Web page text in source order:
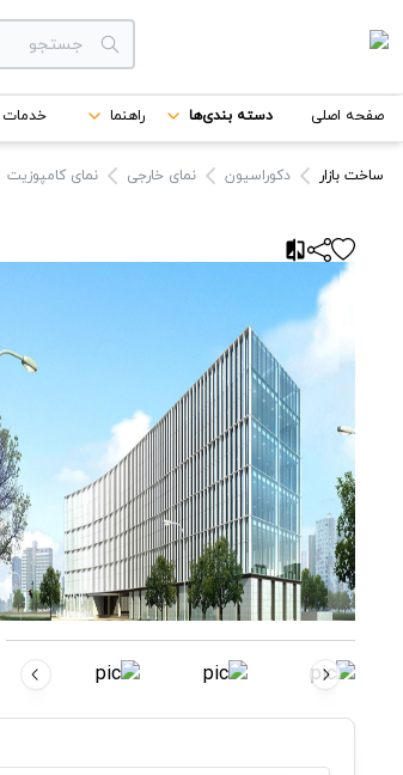
دسته بندی‌ها
برندها
صفحه اصلی دسته بندی‌ها راهنما خدمات
ساخت بازار دکوراسیون نمای خارجی نمای کامپوزیت